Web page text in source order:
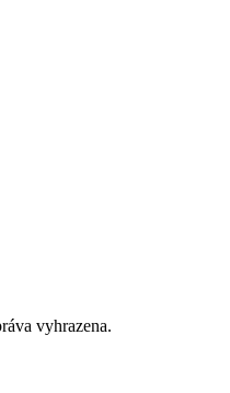
vyhrazena.